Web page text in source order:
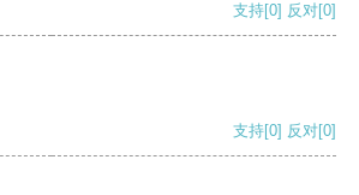
支持[0] 反对[0]
支持[0] 反对[0]